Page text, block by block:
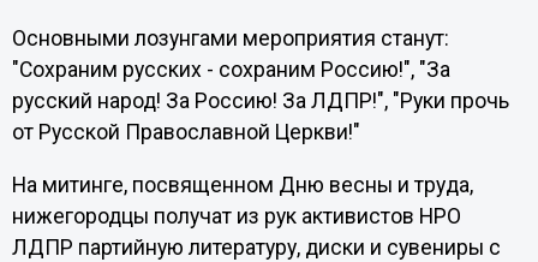
Основными лозунгами мероприятия станут:
"Сохраним русских - сохраним Россию!", "За
русский народ! За Россию! За ЛДПР!", "Руки прочь
от Русской Православной Церкви!"
На митинге, посвященном Дню весны и труда,
нижегородцы получат из рук активистов НРО
ЛДПР партийную литературу, диски и сувениры с